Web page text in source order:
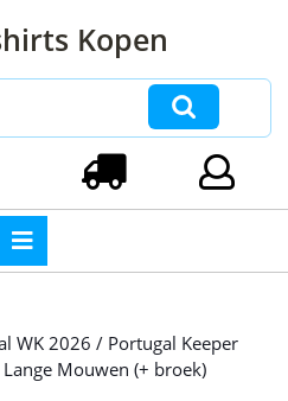
Kopen
WK 2026 / Portugal Keeper
Mouwen (+ broek)